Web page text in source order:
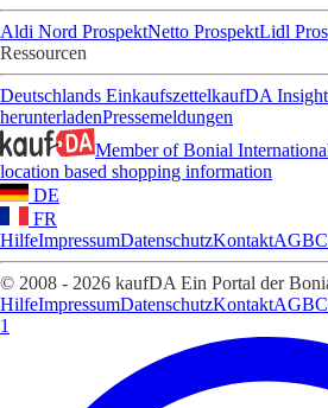
Aldi Nord ProspektNetto ProspektLidl
Ressourcen
Deutschlands EinkaufszettelkaufDA
herunterladenPressemeldungen
Member of Bonial
location based shopping information
DE
FR
HilfeImpressumDatenschutzKontaktAGB
© 2008 - 2026 kaufDA Ein Portal der
HilfeImpressumDatenschutzKontaktAGB
1